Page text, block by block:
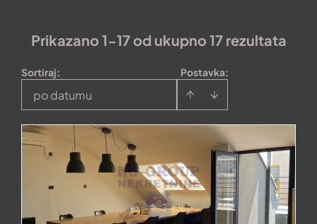
Prikazano 1-17 od ukupno 17 rezultata
Postavka:
Sortiraj:
po datumu